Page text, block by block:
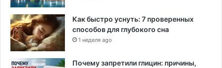
ы
м
Как быстро уснуть: 7 проверенных
способов для глубокого сна
1 неделя ago
Почему запретили глицин: причины,